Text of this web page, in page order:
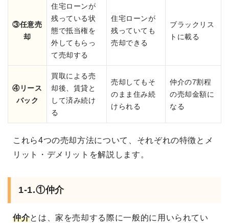
③任意売
却
住宅ローンが
残っている状
態で抵当権を
外してもらっ
て売却する
住宅ローンが
残っていても
売却できる
ブラックリス
トに載る
④リース
バック
買取による売
却後、賃貸と
して済み続け
る
売却してもそ
のまま住み続
けられる
仲介の7割程
の売却金額に
なる
これら4つの売却方法について、それぞれの特徴とメ
リット・デメリットを解説します。
1-1.①仲介
仲介とは、家を売却する際に一般的に用いられてい